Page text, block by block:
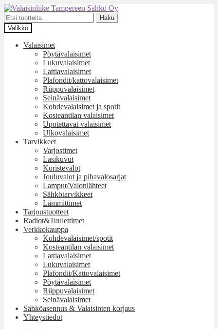
Siirry
navigointiin
Siirry
sisältöön
Etsi:
Haku
Valikko
Valaisimet
Pöytävalaisimet
Lukuvalaisimet
Lattiavalaisimet
Plafondit/kattovalaisimet
Riippuvalaisimet
Seinävalaisimet
Kohdevalaisimet ja spotit
Kosteantilan valaisimet
Upotettavat valaisimet
Ulkovalaisimet
Tarvikkeet
Varjostimet
Lasikuvut
Koristevalot
Jouluvalot ja pihavalosarjat
Lamput/Valonlähteet
Sähkötarvikkeet
Lämmittimet
Tarjoustuotteet
Radiot&Tuulettimet
Verkkokauppa
Kohdevalaisimet/spotit
Kosteantilan valaisimet
Lattiavalaisimet
Lukuvalaisimet
Plafondit/Kattovalaisimet
Pöytävalaisimet
Riippuvalaisimet
Seinävalaisimet
Sähköasennus & Valaisinten korjaus
Yhteystiedot